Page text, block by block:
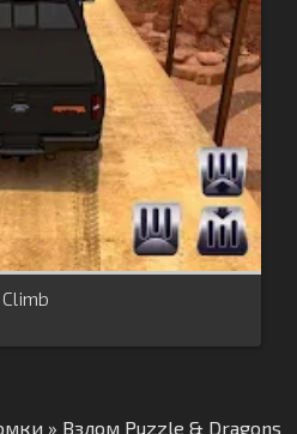
» Взлом Puzzle & Dragons